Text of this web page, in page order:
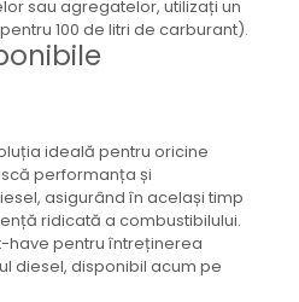
sau agregatelor, utilizați un
100 de litri de carburant).
ideală pentru oricine
performanța și
asigurând în același timp
ridicată a combustibilului.
have pentru întreținerea
diesel, disponibil acum pe